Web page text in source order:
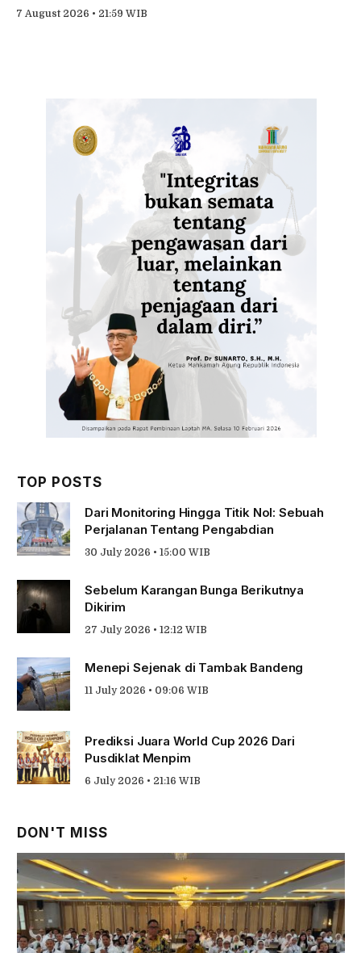
7 August 2026 • 21:59 WIB
TOP POSTS
Dari Monitoring Hingga Titik Nol: Sebuah
Perjalanan Tentang Pengabdian
30 July 2026 • 15:00 WIB
Sebelum Karangan Bunga Berikutnya
Dikirim
27 July 2026 • 12:12 WIB
Menepi Sejenak di Tambak Bandeng
11 July 2026 • 09:06 WIB
Prediksi Juara World Cup 2026 Dari
Pusdiklat Menpim
6 July 2026 • 21:16 WIB
DON'T MISS